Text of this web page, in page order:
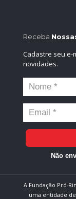
Receba
Cadastre seu e-
novidades.
Não
A Fundação Pró-
uma entidade